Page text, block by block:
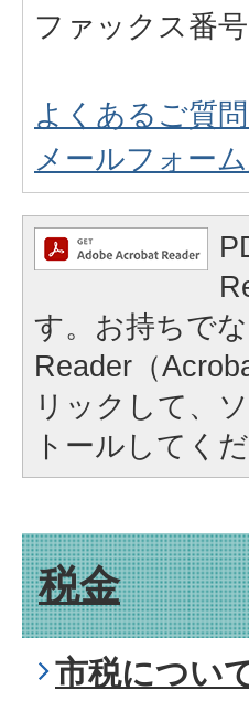
ファックス番
よくあるご質問
メールフォー
す。お持ちで
Reader（
リックして、
トールしてくだ
税金
市税につい